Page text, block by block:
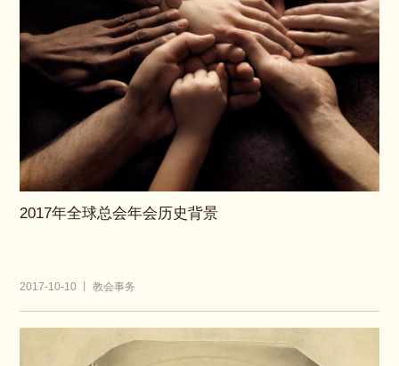
2017年全球总会年会历史背景
2017-10-10 丨 教会事务